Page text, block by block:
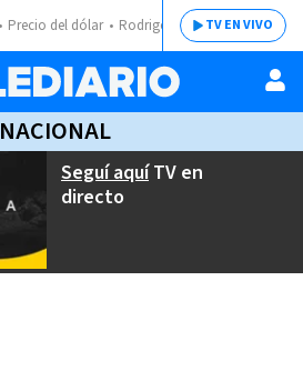
Precio del dólar Rodrigo ChavesTV EN VIVO
NACIONAL
Seguí aquíTV en
directo